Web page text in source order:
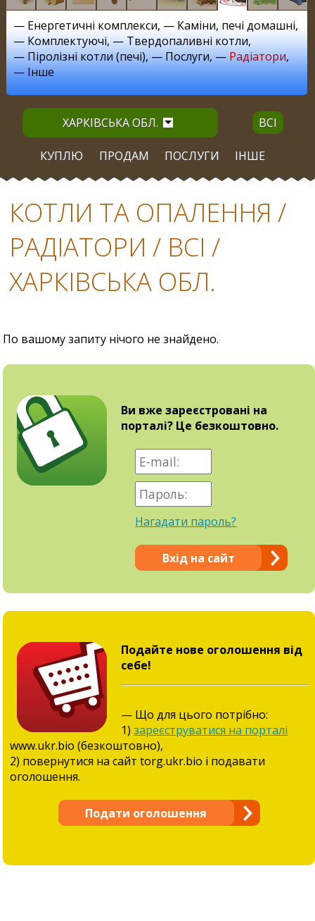
— Енергетичні комплекси, — Каміни, печі домашні,
—Комплектуючі, —Твердопаливні котли,
—Піролізні котли (печі), —Послуги, —Радіатори,
—Інше
ХАРКІВСЬКА ОБЛ. ВСІ
КУПЛЮ ПРОДАМ ПОСЛУГИ ІНШЕ
КОТЛИ ТА ОПАЛЕННЯ /
РАДІАТОРИ / ВСІ /
ХАРКІВСЬКА ОБЛ.
По вашому запиту нічого не знайдено.
Ви вже зареєстровані на
порталі? Це безкоштовно.
Нагадати пароль?
Вхід на сайт
Подайте нове оголошення від
себе!
— Що для цього потрібно:
1)зареєструватися на порталі
www.ukr.bio (безкоштовно),
2) повернутися на сайт torg.ukr.bio і подавати
оголошення.
Подати оголошення